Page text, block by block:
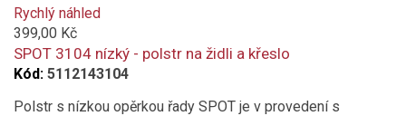
added
to
compare
Rychlý náhled
399,00 Kč
SPOT 3104 nízký - polstr na židli a křeslo
Kód: 5112143104
Polstr s nízkou opěrkou řady SPOT je v provedení s